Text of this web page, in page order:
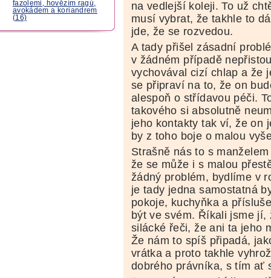
fazolemi, hovězím ragú,
avokádem a koriandrem
(16)
na vedlejší koleji. To už
musí vybrat, že takhle to
jde, že se rozvedou.
A tady přišel zásadní
v žádném případě
vychovával cizí chlap a že
se připraví na to, že on
alespoň o střídavou péči.
takového si absolutně
jeho kontakty tak ví, že on
by z toho boje o malou
Strašně nás to s
že se může i s malou
žádný problém, bydlíme v
je tady jedna samostatná
pokoje, kuchyňka a
být ve svém. Říkali jsme
silácké řeči, že ani ta jeho
Že nám to spíš připadá,
vrátka a proto takhle
dobrého právníka, s tím ať